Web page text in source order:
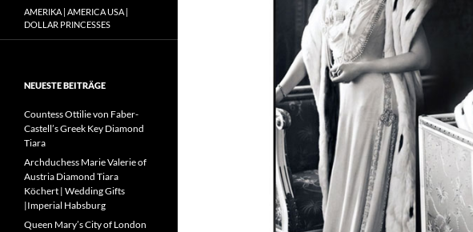
AMERIKA | AMERICA USA |
DOLLAR PRINCESSES
NEUESTE BEITRÄGE
Countess Ottilie von Faber-
Castell’s Greek Key Diamond
Tiara
Archduchess Marie Valerie of
Austria Diamond Tiara
Köchert | Wedding Gifts
|Imperial Habsburg
Queen Mary’s City of London